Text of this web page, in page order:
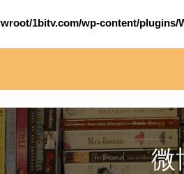
1bitv.com/wp-content/plugins/
微